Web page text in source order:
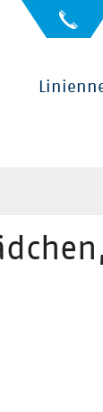
Auskunft
für
Kontakt